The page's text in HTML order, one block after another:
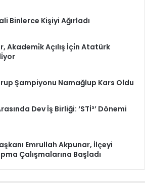
Binlerce Kişiyi Ağırladı
Akademi̇k Açılış İçi̇n Atatürk
Şampiyonu Namağlup Kars Oldu
Dev İş Birliği: ‘STİ³’ Dönemi
Emrullah Akpunar, İlçeyi
Çalışmalarına Başladı